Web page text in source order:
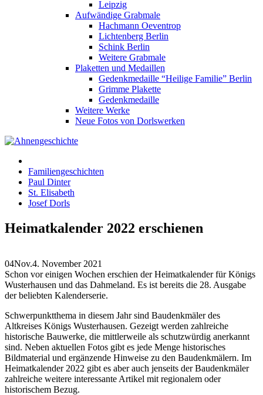
Leipzig
Aufwändige Grabmale
Hachmann Oeventrop
Lichtenberg Berlin
Schink Berlin
Weitere Grabmale
Plaketten und Medaillen
Gedenkmedaille “Heilige Familie” Berlin
Grimme Plakette
Gedenkmedaille
Weitere Werke
Neue Fotos von Dorlswerken
Familiengeschichten
Paul Dinter
St. Elisabeth
Josef Dorls
Heimatkalender 2022 erschienen
04Nov.4. November 2021
Schon vor einigen Wochen erschien der Heimatkalender für Königs
Wusterhausen und das Dahmeland. Es ist bereits die 28. Ausgabe
der beliebten Kalenderserie.
Schwerpunktthema in diesem Jahr sind Baudenkmäler des
Altkreises Königs Wusterhausen. Gezeigt werden zahlreiche
historische Bauwerke, die mittlerweile als schutzwürdig anerkannt
sind. Neben aktuellen Fotos gibt es jede Menge historisches
Bildmaterial und ergänzende Hinweise zu den Baudenkmälern. Im
Heimatkalender 2022 gibt es aber auch jenseits der Baudenkmäler
zahlreiche weitere interessante Artikel mit regionalem oder
historischem Bezug.